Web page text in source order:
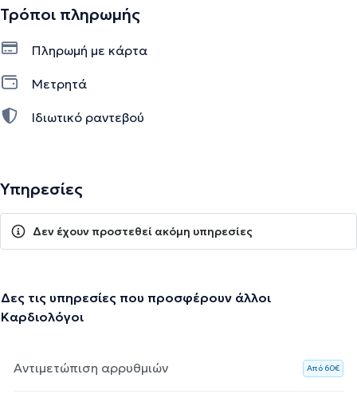
Τρόποι πληρωμής
Πληρωμή με κάρτα
Μετρητά
Ιδιωτικό ραντεβού
Υπηρεσίες
Δεν έχουν προστεθεί ακόμη υπηρεσίες
Δες τις υπηρεσίες που προσφέρουν άλλοι
Καρδιολόγοι
Αντιμετώπιση αρρυθμιών Aπό 60€